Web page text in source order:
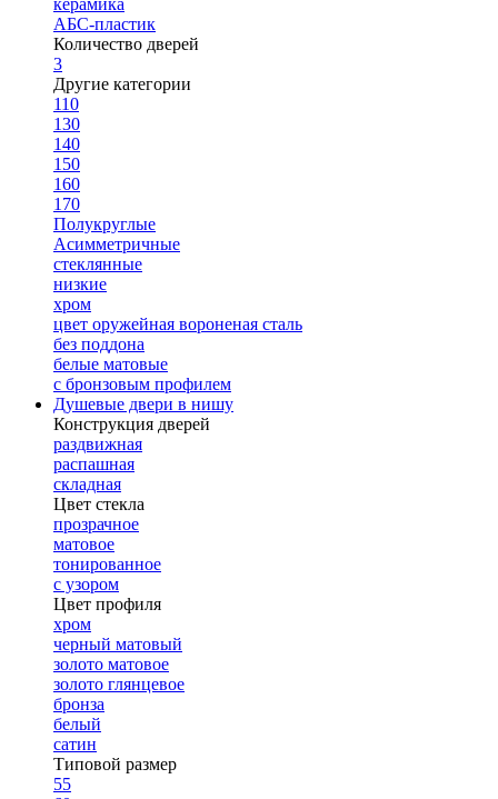
керамика
АБС-пластик
Количество дверей
3
Другие категории
110
130
140
150
160
170
Полукруглые
Асимметричные
стеклянные
низкие
хром
цвет оружейная вороненая сталь
без поддона
белые матовые
с бронзовым профилем
Душевые двери в нишу
Конструкция дверей
раздвижная
распашная
складная
Цвет стекла
прозрачное
матовое
тонированное
с узором
Цвет профиля
хром
черный матовый
золото матовое
золото глянцевое
бронза
белый
сатин
Типовой размер
55